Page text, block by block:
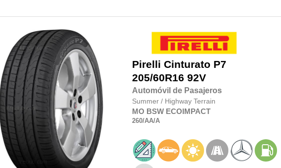
Pirelli Cinturato P7
205/60R16 92V
Automóvil de Pasajeros
Summer / Highway Terrain
MO BSW ECOIMPACT
260/AA/A